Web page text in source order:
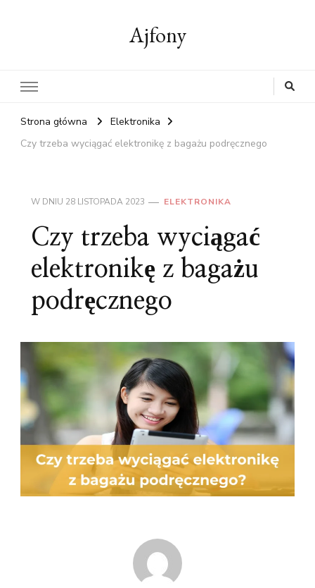
Ajfony
Strona główna
Elektronika
Czy trzeba wyciągać elektronikę z bagażu podręcznego
W DNIU 28 LISTOPADA 2023 ELEKTRONIKA
Czy trzeba wyciągać
elektronikę z bagażu
podręcznego